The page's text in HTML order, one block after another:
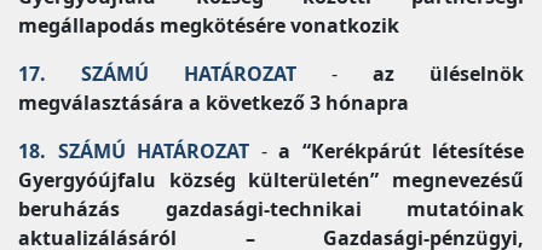
megállapodás megkötésére vonatkozik
17. SZÁMÚ HATÁROZAT - az üléselnök
megválasztására a következő 3 hónapra
18. SZÁMÚ HATÁROZAT - a “Kerékpárút létesítése
Gyergyóújfalu község külterületén” megnevezésű
beruházás gazdasági-technikai mutatóinak
aktualizálásáról – Gazdasági-pénzügyi,